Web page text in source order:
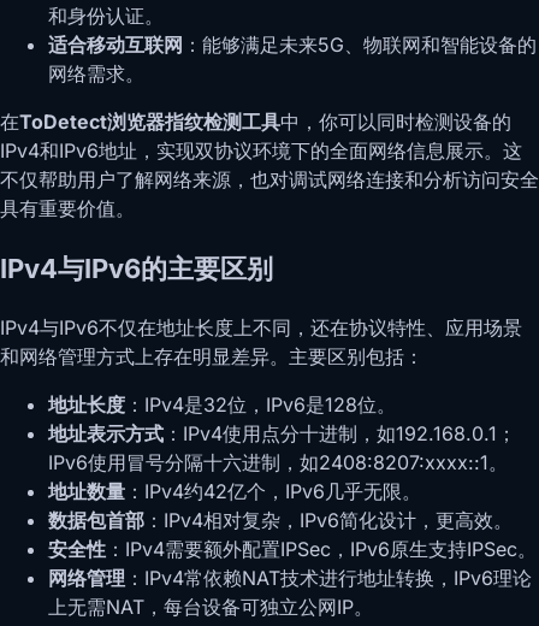
和身份认证。
适合移动互联网 ：能够满足未来5G、物联网和智能设备的
网络需求。
在ToDetect浏览器指纹检测工具中，你可以同时检测设备的
IPv4和IPv6地址，实现双协议环境下的全面网络信息展示。这
不仅帮助用户了解网络来源，也对调试网络连接和分析访问安全
具有重要价值。
IPv4与IPv6的主要区别
IPv4与IPv6不仅在地址长度上不同，还在协议特性、应用场景
和网络管理方式上存在明显差异。主要区别包括：
地址长度 ：IPv4是32位，IPv6是128位。
地址表示方式 ：IPv4使用点分十进制，如192.168.0.1；
IPv6使用冒号分隔十六进制，如2408:8207:xxxx::1。
地址数量 ：IPv4约42亿个，IPv6几乎无限。
数据包首部 ：IPv4相对复杂，IPv6简化设计，更高效。
安全性 ：IPv4需要额外配置IPSec，IPv6原生支持IPSec。
网络管理 ：IPv4常依赖NAT技术进行地址转换，IPv6理论
上无需NAT，每台设备可独立公网IP。